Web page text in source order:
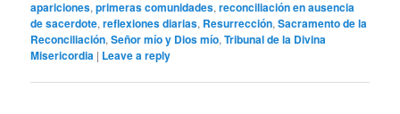
apariciones,primeras comunidades,reconciliación en ausencia
de sacerdote,reflexiones diarias, Resurrección,Sacramento de la
Reconciliación,Señor mío y Dios mío,Tribunal de la Divina
Misericordia | Leave a reply